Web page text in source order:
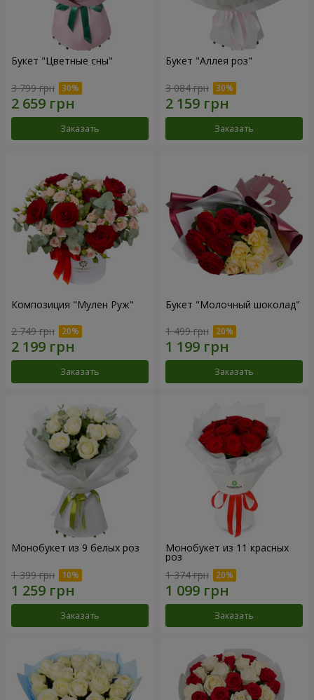
Букет "Цветные сны"
3 799 грн
Заказать
Букет "Аллея роз"
3 084 грн
Заказать
Композиция "Мулен Руж"
2 749 грн
Заказать
Букет "Молочный шоколад"
1 499 грн
Заказать
Монобукет из 9 белых роз
1 399 грн
Заказать
Монобукет из 11 красных
роз
1 374 грн
Заказать